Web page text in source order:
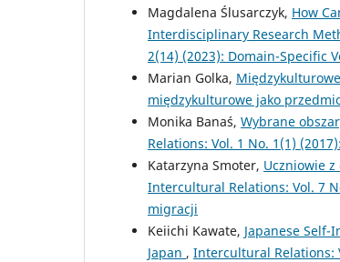
Magdalena Ślusarczyk, How
Interdisciplinary Research
2(14) (2023): Domain-Specific
Marian Golka,
międzykulturowe jako
Monika Banaś, Wybrane
Relations: Vol. 1 No. 1(1)
Katarzyna Smoter, Uczniowie
Intercultural Relations: Vol. 7
migracji
Keiichi Kawate, Japanese
Japan , Intercultural Relations: